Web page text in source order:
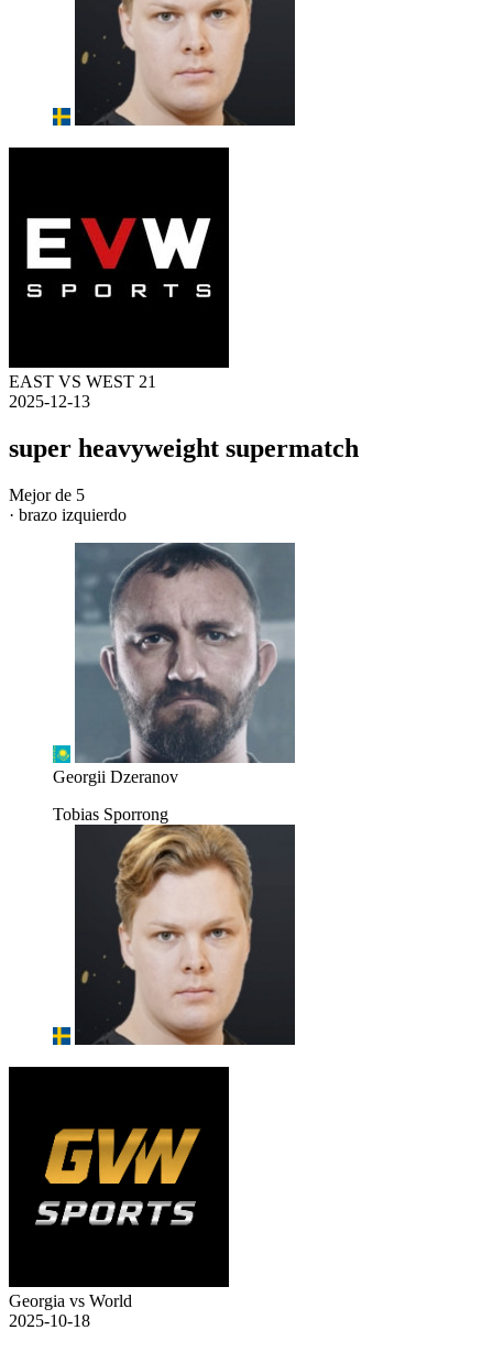
EAST VS WEST 21
2025-12-13
super heavyweight supermatch
Mejor de 5
· brazo izquierdo
Georgii Dzeranov
Tobias Sporrong
Georgia vs World
2025-10-18